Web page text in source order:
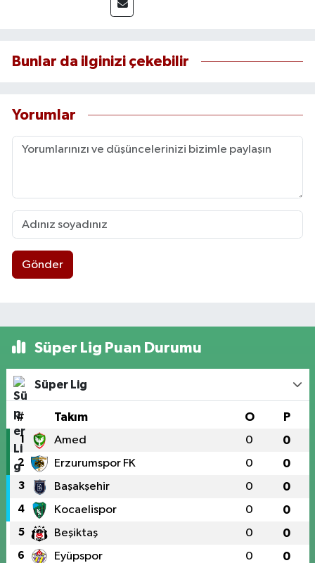
Bunlar da ilginizi çekebilir
Yorumlar
Gönder
Süper Lig Puan Durumu
Süper Lig
# Takım O P
1 Amed 0 0
2 Erzurumspor FK 0 0
3 Başakşehir 0 0
4 Kocaelispor 0 0
5 Beşiktaş 0 0
6 Eyüpspor 0 0